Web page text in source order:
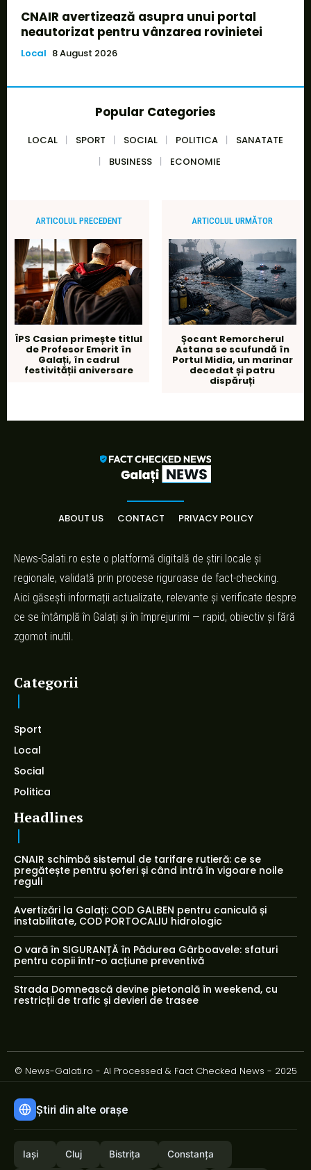
CNAIR avertizează asupra unui portal
neautorizat pentru vânzarea rovinietei
Local 8 August 2026
Popular Categories
LOCAL SPORT SOCIAL POLITICA
SANATATE
BUSINESS
ECONOMIE
ARTICOLUL PRECEDENT
ÎPS Casian primește titlul
de Profesor Emerit în
Galați, în cadrul
festivității aniversare
ARTICOLUL URMĂTOR
Șocant Remorcherul
Astana se scufundă în
Portul Midia, un marinar
decedat și patru
dispăruți
ABOUT US CONTACT PRIVACY POLICY
News-Galati.ro este o platformă digitală de știri locale și
regionale, validată prin procese riguroase de fact-checking.
Aici găsești informații actualizate, relevante și verificate despre
ce se întâmplă în Galați și în împrejurimi — rapid, obiectiv și fără
zgomot inutil.
Categorii
Sport
Local
Social
Politica
Headlines
CNAIR schimbă sistemul de tarifare rutieră: ce se
pregătește pentru șoferi și când intră în vigoare noile
reguli
Avertizări la Galați: COD GALBEN pentru caniculă și
instabilitate, COD PORTOCALIU hidrologic
O vară în SIGURANȚĂ în Pădurea Gârboavele: sfaturi
pentru copii într-o acțiune preventivă
Strada Domnească devine pietonală în weekend, cu
restricții de trafic și devieri de trasee
© News-Galati.ro - AI Processed & Fact Checked News - 2025
Știri din alte orașe
Iași Cluj Bistrița Constanța